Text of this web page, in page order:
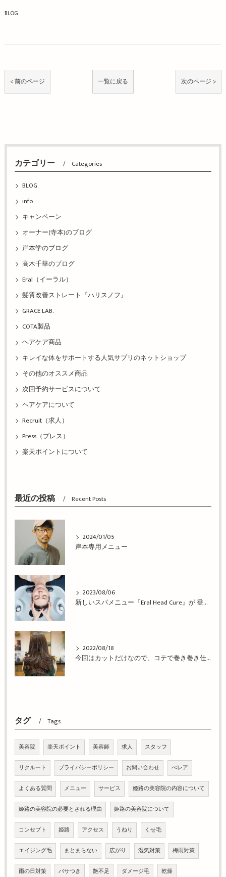
BLOG
< 前のページ 一覧に戻る 次のページ >
カテゴリー Categories
BLOG
info
キャンペーン
オーナー(寺本)のブログ
岸本学のブログ
高木千華のブログ
Eral（イーラル）
髪質改善ストレート『ハリスノフ』
GRACE LAB.
COTA製品
ヘアケア商品
キレイな体をサポートする人気サプリのネットショップ
その他のオススメ商品
次回予約サービスについて
ヘアケアについて
Recruit（求人）
Press（プレス）
楽天ポイントについて
最近の投稿 Recent Posts
2024/01/05
岸本専用メニュー
2023/08/06
新しいスパメニュー『Eral Head Cure』が 登場！姫路市の美容院BEREA(ベレア)はお客様のキレイを叶える美容室／ヘアサロン
2022/08/18
今回はカットだけなので、コテで巻き巻き仕上げ！姫路市の美容院BEREA(ベレア)はお客様のキレイを叶える美容室／ヘアサロン
タグ Tags
美容院 楽天ポイント 美容師 求人 スタッフ
リクルート プライバシーポリシー お問い合わせ べレア
よくある質問 メニュー サービス 姫路の美容院の内容について
姫路の美容院の必要とされる理由 姫路の美容院について
コンセプト 姫路 アクセス うねり くせ毛
エイジング毛 まとまらない 広がり 湿気対策 梅雨対策
雨の日対策 パサつき 艶不足 ダメージ毛 乾燥